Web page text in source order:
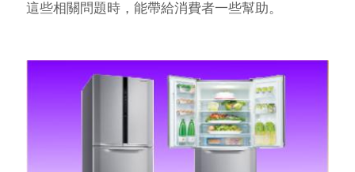
這些相關問題時，能帶給消費者一些幫助。